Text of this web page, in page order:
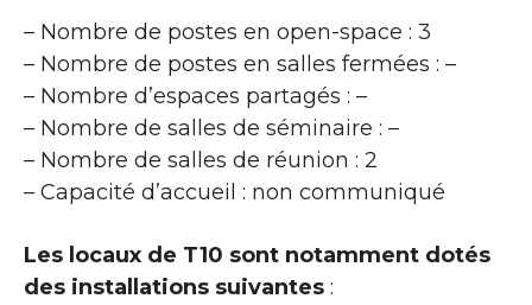
– Nombre de postes en open-space : 3
– Nombre de postes en salles fermées : –
– Nombre d’espaces partagés : –
– Nombre de salles de séminaire : –
– Nombre de salles de réunion : 2
– Capacité d’accueil : non communiqué
Les locaux de T10 sont notamment dotés
des installations suivantes :